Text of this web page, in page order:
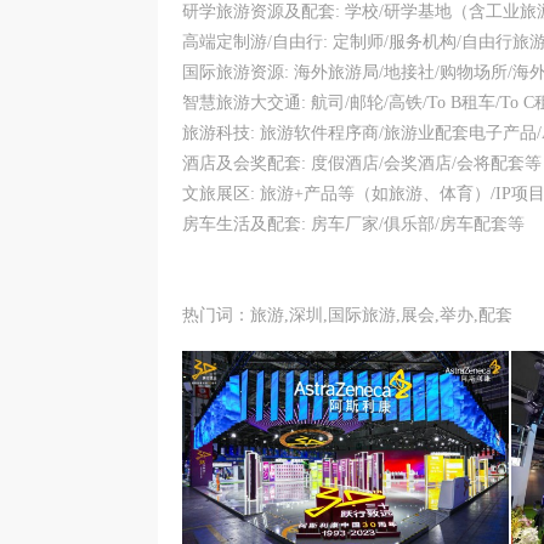
研学旅游资源及配套: 学校/研学基地（含工业旅
高端定制游/自由行: 定制师/服务机构/自由行旅
国际旅游资源: 海外旅游局/地接社/购物场所/海
智慧旅游大交通: 航司/邮轮/高铁/To B租车/To C
旅游科技: 旅游软件程序商/旅游业配套电子产
酒店及会奖配套: 度假酒店/会奖酒店/会将配套等
文旅展区: 旅游+产品等（如旅游、体育）/IP项
房车生活及配套: 房车厂家/俱乐部/房车配套等
热门词：旅游,深圳,国际旅游,展会,举办,配套